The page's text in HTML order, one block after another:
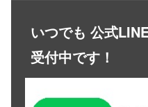
いつでも 公式
受付中です！